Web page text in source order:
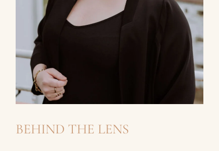
BEHIND THE LENS